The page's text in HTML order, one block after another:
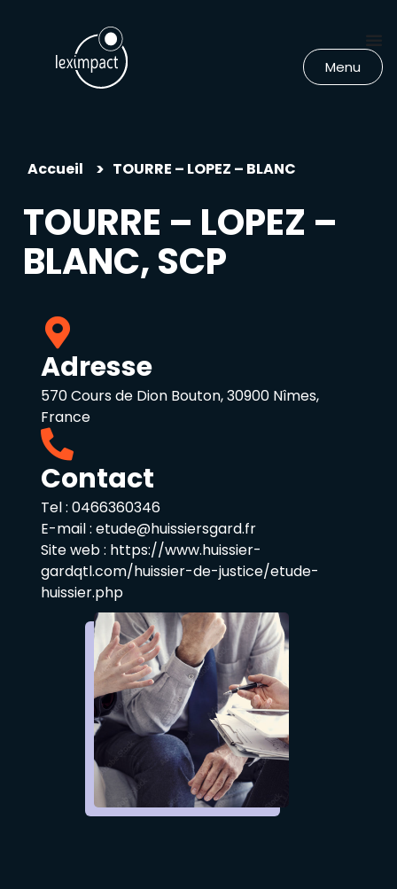
Menu
Accueil > TOURRE – LOPEZ – BLANC
TOURRE – LOPEZ –
BLANC, SCP
Adresse
570 Cours de Dion Bouton, 30900 Nîmes,
France
Contact
Tel : 0466360346
E-mail : etude@huissiersgard.fr
Site web : https://www.huissier-
gardqtl.com/huissier-de-justice/etude-
huissier.php